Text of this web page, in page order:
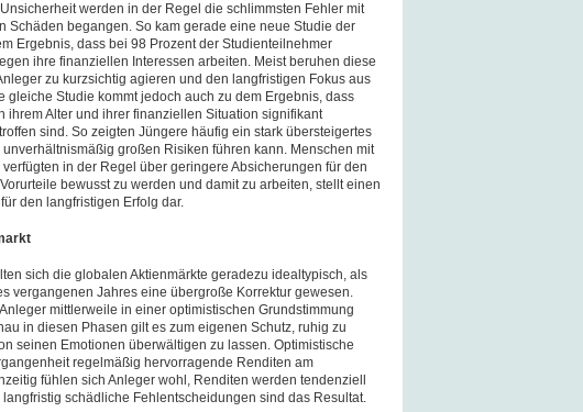
werden in der Regel die schlimmsten Fehler mit
Schäden begangen. So kam gerade eine neue Studie der
Ergebnis, dass bei 98 Prozent der Studienteilnehmer
ihre finanziellen Interessen arbeiten. Meist beruhen diese
zu kurzsichtig agieren und den langfristigen Fokus aus
gleiche Studie kommt jedoch auch zu dem Ergebnis, dass
ihrem Alter und ihrer finanziellen Situation signifikant
sind. So zeigten Jüngere häufig ein stark übersteigertes
großen Risiken führen kann. Menschen mit
in der Regel über geringere Absicherungen für den
bewusst zu werden und damit zu arbeiten, stellt einen
den langfristigen Erfolg dar.
sich die globalen Aktienmärkte geradezu idealtypisch, als
vergangenen Jahres eine übergroße Korrektur gewesen.
mittlerweile in einer optimistischen Grundstimmung
in diesen Phasen gilt es zum eigenen Schutz, ruhig zu
seinen Emotionen überwältigen zu lassen. Optimistische
regelmäßig hervorragende Renditen am
fühlen sich Anleger wohl, Renditen werden tendenziell
schädliche Fehlentscheidungen sind das Resultat.